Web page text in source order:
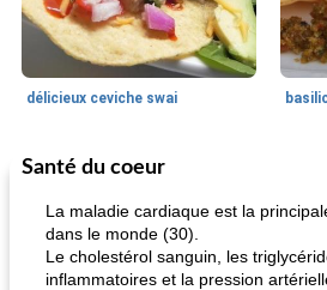
délicieux ceviche swai
Déjeuner / Snacks
Santé du coeur
La maladie cardiaque est la
dans le monde (30).
Le cholestérol sanguin, les
inflammatoires et la pression